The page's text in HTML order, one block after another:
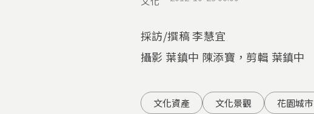
採訪/撰稿 李慧宜
攝影 葉鎮中 陳添寶，剪輯 葉鎮中
文化資產 文化景觀 花園城市